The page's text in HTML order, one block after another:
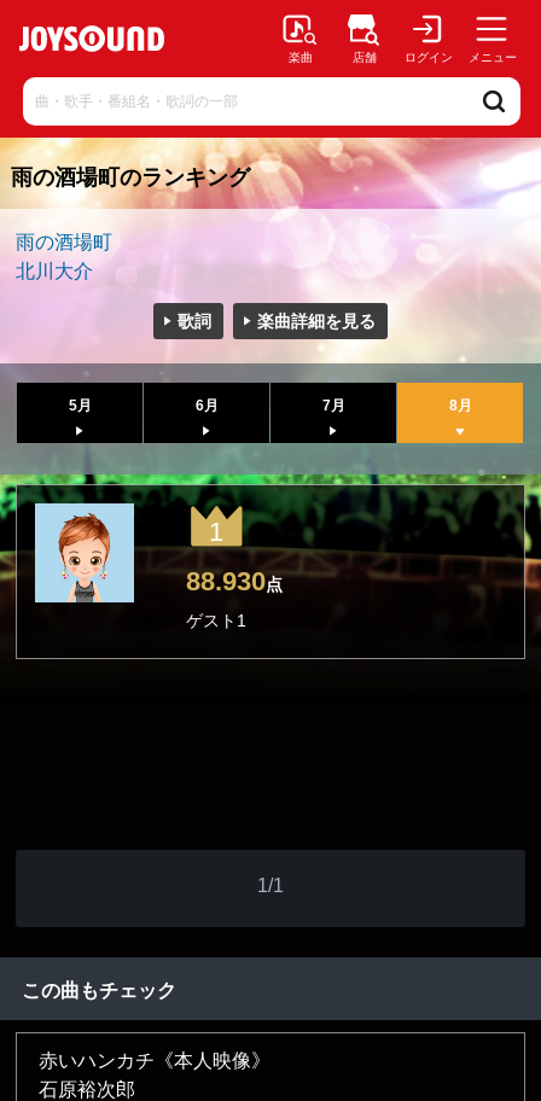
楽曲 店舗 ログイン メニュー
雨の酒場町のランキング
雨の酒場町
北川大介
歌詞 楽曲詳細を見る
5月 6月 7月 8月
1
88.930点
ゲスト1
1/1
この曲もチェック
赤いハンカチ《本人映像》
石原裕次郎